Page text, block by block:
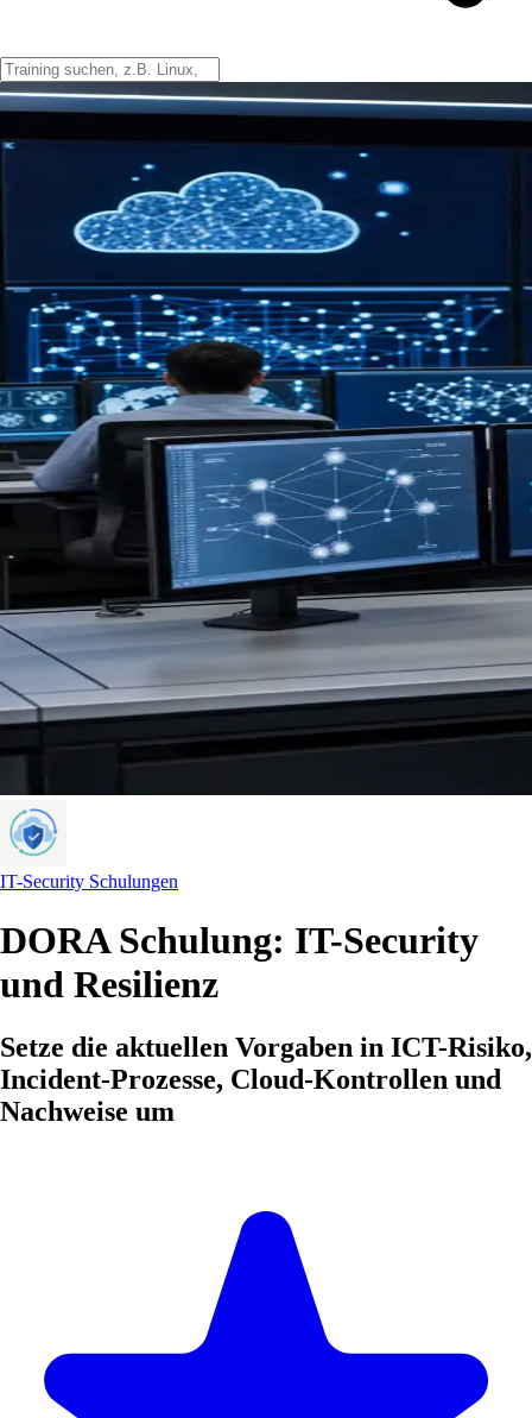
IT-Security Schulungen
DORA Schulung: IT-Security
und Resilienz
Setze die aktuellen Vorgaben in ICT-Risiko,
Incident-Prozesse, Cloud-Kontrollen und
Nachweise um